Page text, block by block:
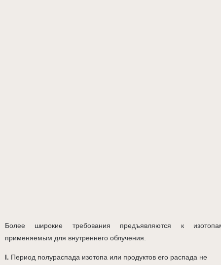
Более широкие требования предъявляются к
применяемым для внутреннего облучения.
I. Период полураспада изотопа или продуктов его распада не